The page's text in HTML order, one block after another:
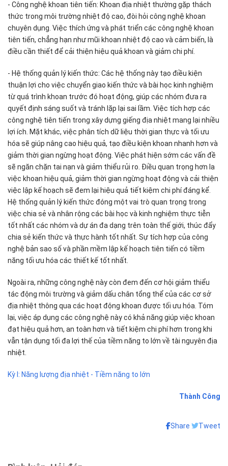
- Công nghệ khoan tiên tiến: Khoan địa nhiệt thường gặp thách
thức trong môi trường nhiệt độ cao, đòi hỏi công nghệ khoan
chuyên dụng. Việc thích ứng và phát triển các công nghệ khoan
tiên tiến, chẳng hạn như mũi khoan nhiệt độ cao và cảm biến, là
điều cần thiết để cải thiện hiệu quả khoan và giảm chi phí.
- Hệ thống quản lý kiến ​​thức: Các hệ thống này tạo điều kiện
thuận lợi cho việc chuyển giao kiến ​​thức và bài học kinh nghiệm
từ quá trình khoan trước đó hoạt động, giúp các nhóm đưa ra
quyết định sáng suốt và tránh lặp lại sai lầm. Việc tích hợp các
công nghệ tiên tiến trong xây dựng giếng địa nhiệt mang lại nhiều
lợi ích. Mặt khác, việc phân tích dữ liệu thời gian thực và tối ưu
hóa sẽ giúp nâng cao hiệu quả, tạo điều kiện khoan nhanh hơn và
giảm thời gian ngừng hoạt động. Việc phát hiện sớm các vấn đề
sẽ ngăn chặn tai nạn và giảm thiểu rủi ro. Điều quan trọng hơn la
việc khoan hiệu quả, giảm thời gian ngừng hoạt động và cải thiện
việc lập kế hoạch sẽ đem lại hiệu quả tiết kiệm chi phí đáng kể.
Hệ thống quản lý kiến ​​thức đóng một vai trò quan trọng trong
việc chia sẻ và nhân rộng các bài học và kinh nghiệm thực tiễn
tốt nhất các nhóm và dự án đa dạng trên toàn thế giới, thúc đẩy
chia sẻ kiến ​​thức và thực hành tốt nhất. Sự tích hợp của công
nghệ bản sao số và phần mềm lập kế hoạch tiên tiến có tiềm
năng tối ưu hóa các thiết kế tốt nhất.
Ngoài ra, những công nghệ này còn đem đến cơ hội giảm thiểu
tác động môi trường và giảm dấu chân tổng thể của các cơ sở
địa nhiệt thông qua các hoạt động khoan được tối ưu hóa. Tóm
lại, việc áp dụng các công nghệ này có khả năng giúp việc khoan
đạt hiệu quả hơn, an toàn hơn và tiết kiệm chi phí hơn trong khi
vẫn tận dụng tối đa lợi thế của tiềm năng to lớn về tài nguyên địa
nhiệt.
Kỳ I: Năng lượng địa nhiệt - Tiềm năng to lớn
Thành Công
Share Tweet